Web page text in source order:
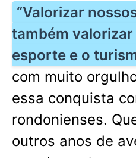
“Valorizar
também
esporte e o
com muito
essa conquista
rondonienses.
outros anos de